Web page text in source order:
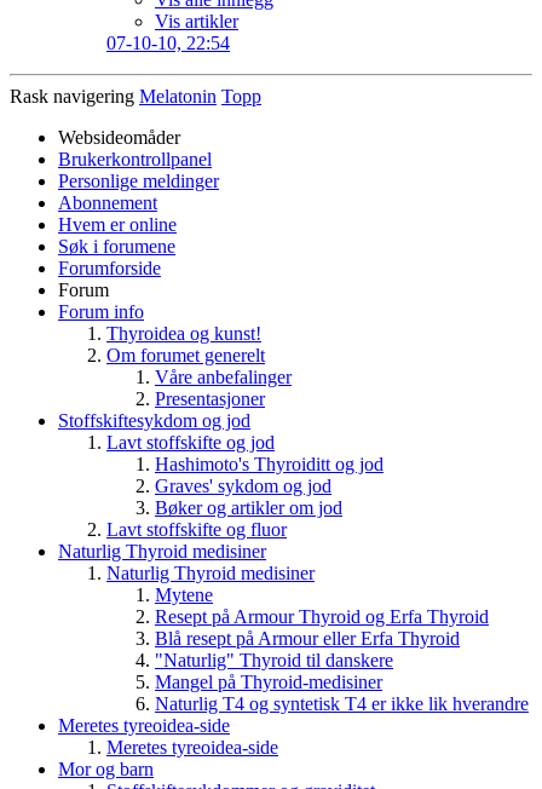
Vis artikler
07-10-10, 22:54
Rask navigering Melatonin Topp
Websideomåder
Brukerkontrollpanel
Personlige meldinger
Abonnement
Hvem er online
Søk i forumene
Forumforside
Forum
Forum info
Thyroidea og kunst!
Om forumet generelt
Våre anbefalinger
Presentasjoner
Stoffskiftesykdom og jod
Lavt stoffskifte og jod
Hashimoto's Thyroiditt og jod
Graves' sykdom og jod
Bøker og artikler om jod
Lavt stoffskifte og fluor
Naturlig Thyroid medisiner
Naturlig Thyroid medisiner
Mytene
Resept på Armour Thyroid og Erfa Thyroid
Blå resept på Armour eller Erfa Thyroid
"Naturlig" Thyroid til danskere
Mangel på Thyroid-medisiner
Naturlig T4 og syntetisk T4 er ikke lik hverandre
Meretes tyreoidea-side
Meretes tyreoidea-side
Mor og barn